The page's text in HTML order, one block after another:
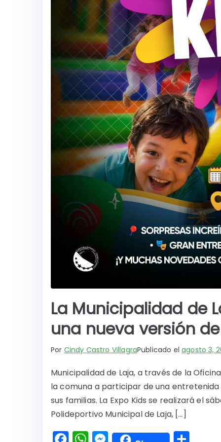
La Municipalidad de
una nueva versión
Por Cindy Castro VillagraPublicado elagosto 3,
Municipalidad de Laja, a través de la
la comuna a participar de una
sus familias. La Expo Kids se realizará el
Polideportivo Municipal de Laja, […]